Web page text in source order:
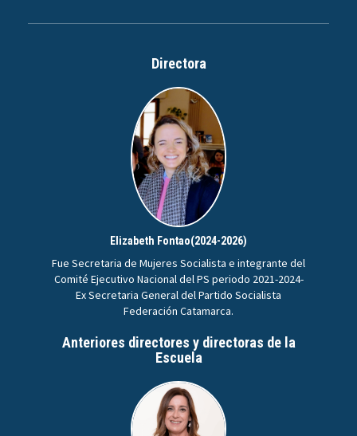
Directora
Elizabeth Fontao(2024-2026)
Fue Secretaria de Mujeres Socialista e integrante del
Comité Ejecutivo Nacional del PS periodo 2021-2024-
Ex Secretaria General del Partido Socialista
Federación Catamarca.
Anteriores directores y directoras de la
Escuela